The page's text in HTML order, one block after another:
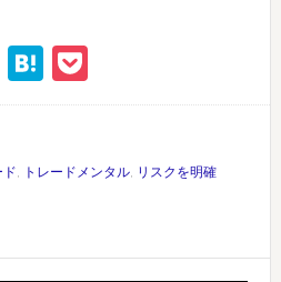
Hatena
Pocket
ド, トレードメンタル, リスクを明確